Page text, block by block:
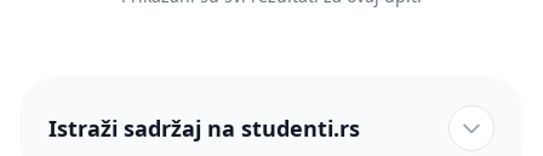
Istraži sadržaj na studenti.rs